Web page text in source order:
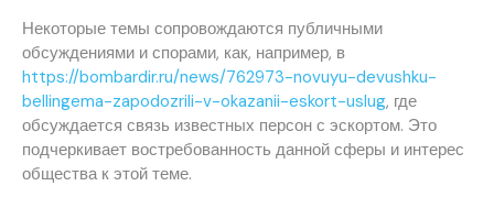
Некоторые темы сопровождаются публичными
обсуждениями и спорами, как, например, в
https://bombardir.ru/news/762973-novuyu-devushku-
bellingema-zapodozrili-v-okazanii-eskort-uslug, где
обсуждается связь известных персон с эскортом. Это
подчеркивает востребованность данной сферы и интерес
общества к этой теме.